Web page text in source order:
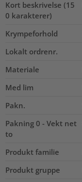
Kort beskrivelse (15
0 karakterer)
Krympeforhold
Lokalt ordrenr.
Materiale
Med lim
Pakn.
Pakning 0 - Vekt net
to
Produkt familie
Produkt gruppe